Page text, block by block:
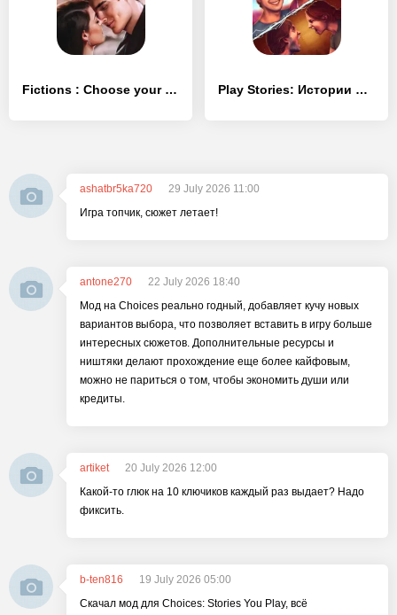
Fictions : Choose your emotions Play Stories: Истории о любви
ashatbr5ka720
29 July 2026 11:00
Игра топчик, сюжет летает!
antone270
22 July 2026 18:40
Мод на Choices реально годный, добавляет кучу новых
вариантов выбора, что позволяет вставить в игру больше
интересных сюжетов. Дополнительные ресурсы и
ништяки делают прохождение еще более кайфовым,
можно не париться о том, чтобы экономить души или
кредиты.
artiket
20 July 2026 12:00
Какой-то глюк на 10 ключиков каждый раз выдает? Надо
фиксить.
b-ten816
19 July 2026 05:00
Скачал мод для Choices: Stories You Play, всё